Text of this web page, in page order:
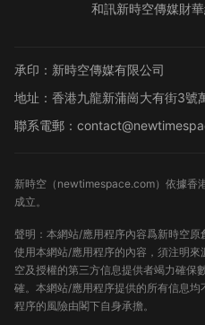
和訊新時空傳媒財
承印：新時空傳媒有限公司
地址：香港九龍新蒲崗大有街3號
聯系電郵：
新時空（ newtimespace.com）依據香
成立。
聲明：本網站/應用程序內容爲新時空
使用本網站/應用程序的內容，須注明
空及授權的第三方信息提供者竭力確保
確。本網站/應用程序提供的所有信息
程序的風險由閣下自身承擔。